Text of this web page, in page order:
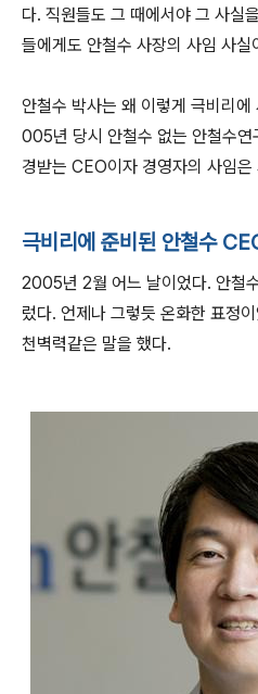
다. 직원들도 그 때에서야 그 사실
들에게도 안철수 사장의 사임 사실
안철수 박사는 왜 이렇게 극비리
005년 당시 안철수 없는 안철수연
경받는 CEO이자 경영자의 사임
극비리에 준비된 안철수
2005년 2월 어느 날이었다. 안철
렀다. 언제나 그렇듯 온화한 표정
천벽력같은 말을 했다.